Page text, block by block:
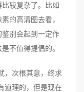
较复杂了。比如
的高清图去看，
别会起到一定作
不值得提倡的。
次根其意，终求
道理的，但是现在